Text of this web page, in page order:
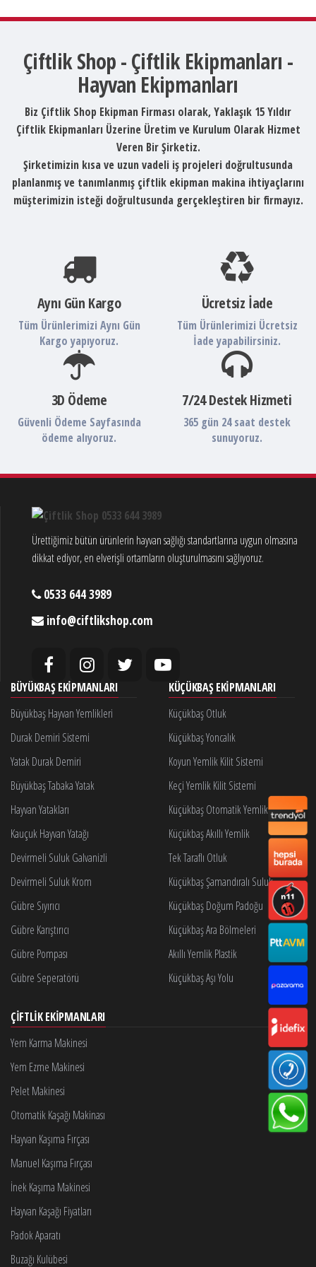
Çiftlik Shop - Çiftlik Ekipmanları -
Hayvan Ekipmanları
Biz Çiftlik Shop Ekipman Firması olarak, Yaklaşık 15 Yıldır
Çiftlik Ekipmanları Üzerine Üretim ve Kurulum Olarak Hizmet
Veren Bir Şirketiz.
Şirketimizin kısa ve uzun vadeli iş projeleri doğrultusunda
planlanmış ve tanımlanmış çiftlik ekipman makina ihtiyaçlarını
müşterimizin isteği doğrultusunda gerçekleştiren bir firmayız.
Aynı Gün Kargo
Tüm Ürünlerimizi Aynı Gün
Kargo yapıyoruz.
Ücretsiz İade
Tüm Ürünlerimizi Ücretsiz
İade yapabilirsiniz.
3D Ödeme
Güvenli Ödeme Sayfasında
ödeme alıyoruz.
7/24 Destek Hizmeti
365 gün 24 saat destek
sunuyoruz.
Ürettiğimiz bütün ürünlerin hayvan sağlığı standartlarına uygun olmasına
dikkat ediyor, en elverişli ortamların oluşturulmasını sağlıyoruz.
0533 644 3989
info@ciftlikshop.com
BÜYÜKBAŞ EKIPMANLARI
Büyükbaş Hayvan Yemlikleri
Durak Demiri Sistemi
Yatak Durak Demiri
Büyükbaş Tabaka Yatak
Hayvan Yatakları
Kauçuk Hayvan Yatağı
Devirmeli Suluk Galvanizli
Devirmeli Suluk Krom
Gübre Sıyırıcı
Gübre Karıştırıcı
Gübre Pompası
Gübre Seperatörü
KÜÇÜKBAŞ EKIPMANLARI
Küçükbaş Otluk
Küçükbaş Yoncalık
Koyun Yemlik Kilit Sistemi
Keçi Yemlik Kilit Sistemi
Küçükbaş Otomatik Yemlik Kilidi
Küçükbaş Akıllı Yemlik
Tek Taraflı Otluk
Küçükbaş Şamandıralı Suluk
Küçükbaş Doğum Padoğu
Küçükbaş Ara Bölmeleri
Akıllı Yemlik Plastik
Küçükbaş Aşı Yolu
ÇIFTLIK EKIPMANLARI
Yem Karma Makinesi
Yem Ezme Makinesi
Pelet Makinesi
Otomatik Kaşağı Makinası
Hayvan Kaşıma Fırçası
Manuel Kaşıma Fırçası
İnek Kaşıma Makinesi
Hayvan Kaşağı Fiyatları
Padok Aparatı
Buzağı Kulübesi